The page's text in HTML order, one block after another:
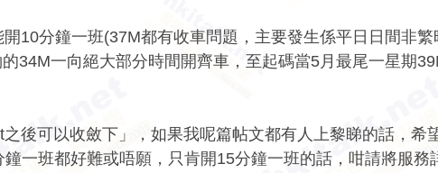
10分鐘一班(37M都有收車問題，主要發生係平日日間非
34M一向絕大部分時間開齊車，至起碼當5月最尾一星期
後可以收斂下」，如果我呢篇帖文都有人上黎睇的話，
一班都好難或唔願，只肯開15分鐘一班的話，咁請將服